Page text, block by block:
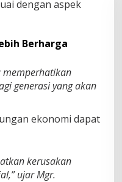
dengan aspek
Berharga
memperhatikan
generasi yang akan
ekonomi dapat
kerusakan
ujar Mgr.